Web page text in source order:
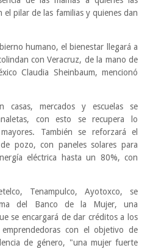
pilar de las familias y quienes dan
humano, el bienestar llegará a
con Veracruz, de la mano de
Claudia Sheinbaum, mencionó
casas, mercados y escuelas se
con esto se recupera lo
También se reforzará el
pozo, con paneles solares para
eléctrica hasta un 80%, con
Tenampulco, Ayotoxco, se
del Banco de la Mujer, una
se encargará de dar créditos a los
con el objetivo de
de género, "una mujer fuerte